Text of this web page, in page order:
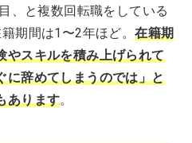
、と複数回転職をしている
期間は1〜2年ほど。在籍期
やスキルを積み上げられて
に辞めてしまうのでは」と
あります。